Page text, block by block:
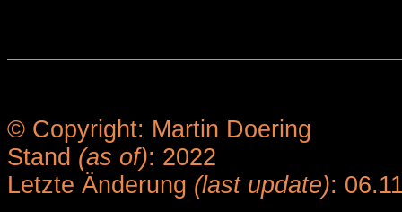
© Copyright: Martin Doering
Stand (as of): 2022
Letzte Änderung (last update):